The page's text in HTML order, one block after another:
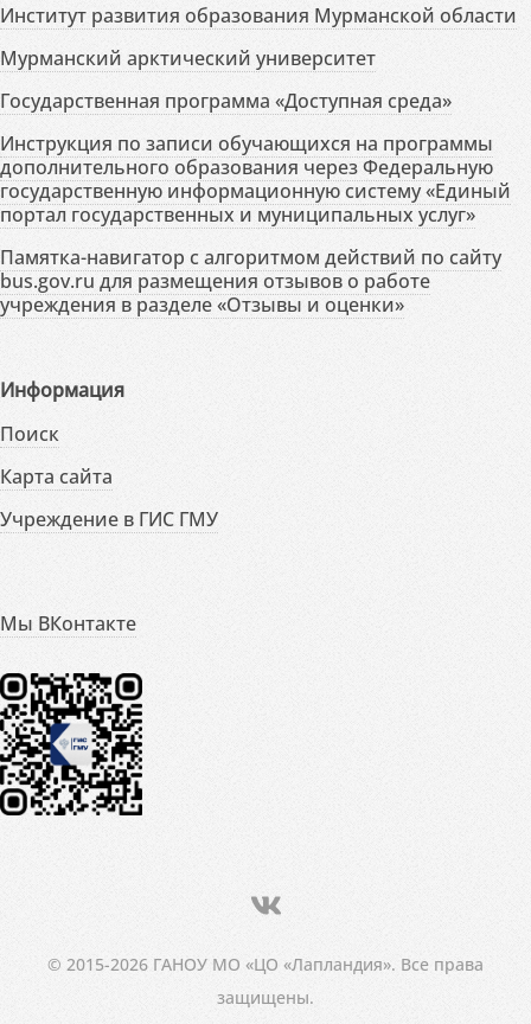
Институт развития образования Мурманской области
Мурманский арктический университет
Государственная программа «Доступная среда»
Инструкция по записи обучающихся на программы
дополнительного образования через Федеральную
государственную информационную систему «Единый
портал государственных и муниципальных услуг»
Памятка-навигатор с алгоритмом действий по сайту
bus.gov.ru для размещения отзывов о работе
учреждения в разделе «Отзывы и оценки»
Информация
Поиск
Карта сайта
Учреждение в ГИС ГМУ
Мы ВКонтакте
© 2015-2026 ГАНОУ МО «ЦО «Лапландия». Все права
защищены.